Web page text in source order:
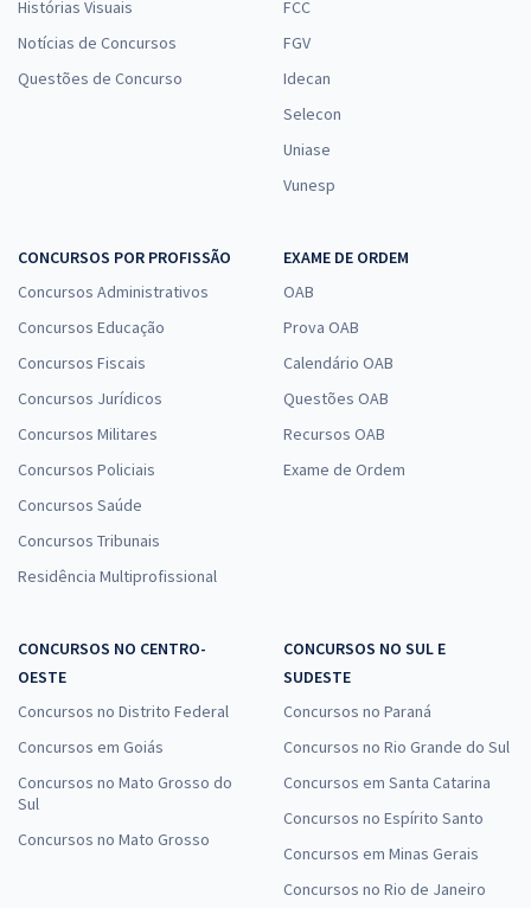
Histórias Visuais
Notícias de Concursos
Questões de Concurso
FCC
FGV
Idecan
Selecon
Uniase
Vunesp
CONCURSOS POR PROFISSÃO
Concursos Administrativos
Concursos Educação
Concursos Fiscais
Concursos Jurídicos
Concursos Militares
Concursos Policiais
Concursos Saúde
Concursos Tribunais
Residência Multiprofissional
EXAME DE ORDEM
OAB
Prova OAB
Calendário OAB
Questões OAB
Recursos OAB
Exame de Ordem
CONCURSOS NO CENTRO-
OESTE
Concursos no Distrito Federal
Concursos em Goiás
Concursos no Mato Grosso do
Sul
Concursos no Mato Grosso
CONCURSOS NO SUL E
SUDESTE
Concursos no Paraná
Concursos no Rio Grande do Sul
Concursos em Santa Catarina
Concursos no Espírito Santo
Concursos em Minas Gerais
Concursos no Rio de Janeiro